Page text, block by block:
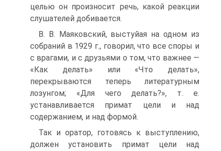
целью он произносит речь, какой реакции
слушателей добивается.
В. В. Маяковский, выстуйая на одном из
собраний в 1929 г., говорил, что все споры и
с врагами, и с друзьями о том, что важнее —
«Как делать» или «Что делать»,
перекрываются теперь литературным
лозунгом; «Для чего делать?», т. е.
устанавливается примат цели и над
содержанием, и над формой.
Так и оратор, готовясь к выступлению,
должен установить примат цели над